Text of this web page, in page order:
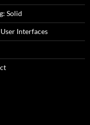
Solid
Interfaces